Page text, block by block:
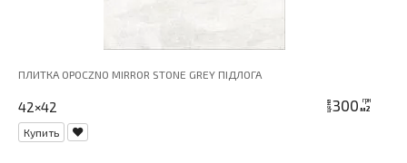
ПЛИТКА OPOCZNO MIRROR STONE GREY ПІДЛОГА
42×42 цена300 грн
м2
Купить